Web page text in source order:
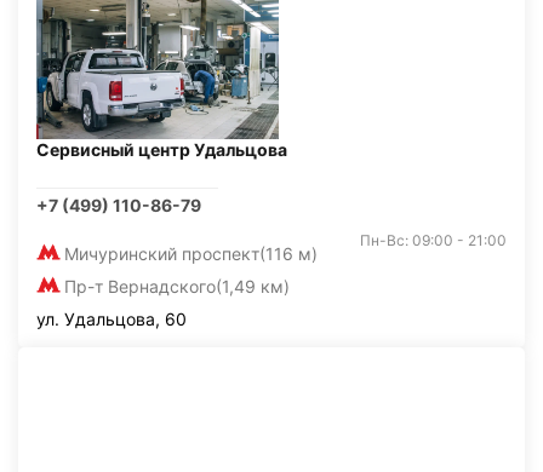
Сервисный центр Удальцова
+7 (499) 110-86-79
Мичуринский проспект(116 м)
Пр-т Вернадского(1,49 км)
Пн-Вс: 09:00 - 21:00
ул. Удальцова, 60